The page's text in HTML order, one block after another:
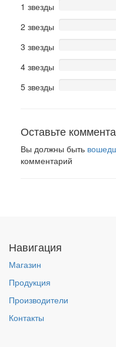
1 звезды
2 звезды
3 звезды
4 звезды
5 звезды
Оставьте
Вы должны быть
комментарий
Навигация
Магазин
Продукция
Производители
Контакты